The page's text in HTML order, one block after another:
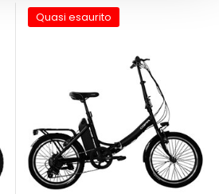
Quasi esaurito